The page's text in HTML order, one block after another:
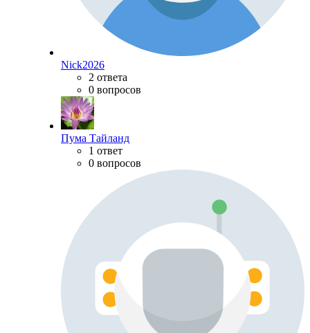
Nick2026
2 ответа
0 вопросов
Пума Тайланд
1 ответ
0 вопросов